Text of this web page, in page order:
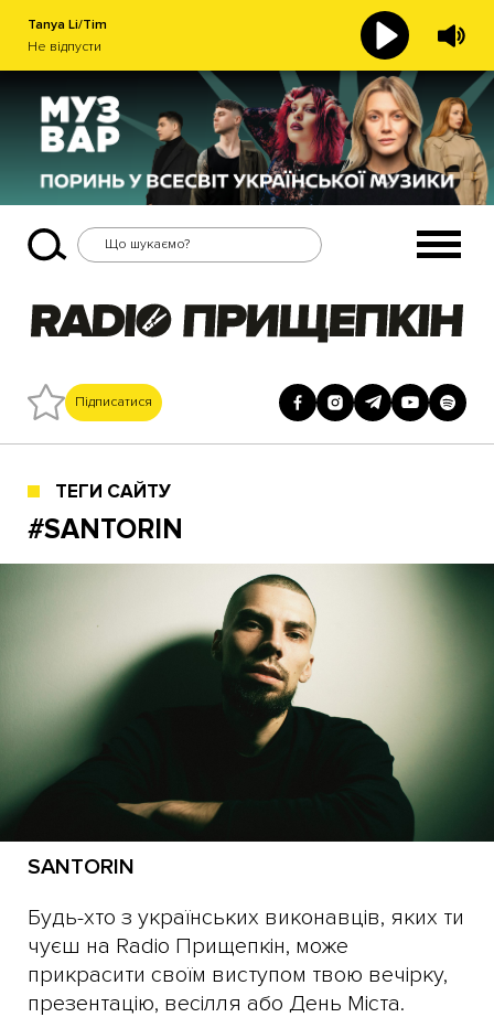
Tanya Li/Tim
Не відпусти
Підписатися
ТЕГИ САЙТУ
#SANTORIN
SANTORIN
Будь-хто з українських виконавців, яких ти
чуєш на Radio Прищепкін, може
прикрасити своїм виступом твою вечірку,
презентацію, весілля або День Міста.